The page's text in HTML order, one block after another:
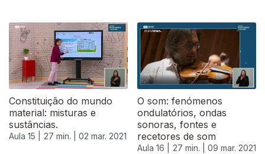
Constituição do mundo
material: misturas e
sustâncias.
Aula 15 | 27 min. | 02 mar. 2021
O som: fenómenos
ondulatórios, ondas
sonoras, fontes e
recetores de som
Aula 16 | 27 min. | 09 mar. 2021